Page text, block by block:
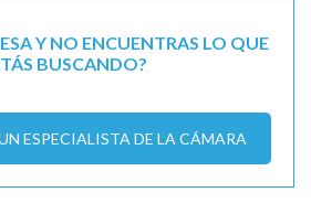
Y NO ENCUENTRAS LO QUE
BUSCANDO?
ESPECIALISTA DE LA CÁMARA